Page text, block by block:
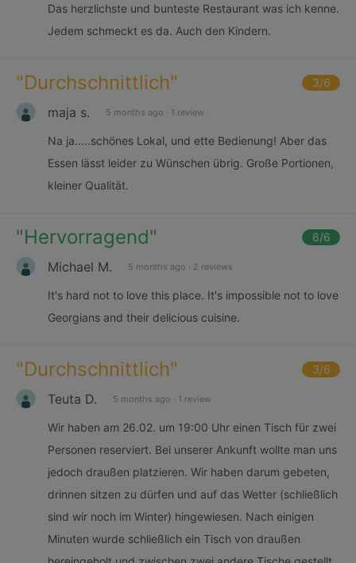
Das herzlichste und bunteste Restaurant was ich kenne.
Jedem schmeckt es da. Auch den Kindern.
"Durchschnittlich" 3/6
maja s. 5 months ago · 1 review
Na ja.....schönes Lokal, und ette Bedienung! Aber das
Essen lässt leider zu Wünschen übrig. Große Portionen,
kleiner Qualität.
"Hervorragend" 6/6
Michael M. 5 months ago · 2 reviews
It's hard not to love this place. It's impossible not to love
Georgians and their delicious cuisine.
"Durchschnittlich" 3/6
Teuta D. 5 months ago · 1 review
Wir haben am 26.02. um 19:00 Uhr einen Tisch für zwei
Personen reserviert. Bei unserer Ankunft wollte man uns
jedoch draußen platzieren. Wir haben darum gebeten,
drinnen sitzen zu dürfen und auf das Wetter (schließlich
sind wir noch im Winter) hingewiesen. Nach einigen
Minuten wurde schließlich ein Tisch von draußen